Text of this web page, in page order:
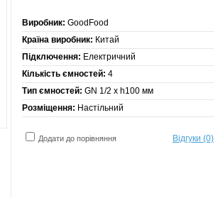
Виробник: GoodFood
Країна виробник: Китай
Підключення: Електричний
Кількість ємностей: 4
Тип ємностей: GN 1/2 х h100 мм
Розміщення: Настільний
Додати до порівняння Відгуки (0)